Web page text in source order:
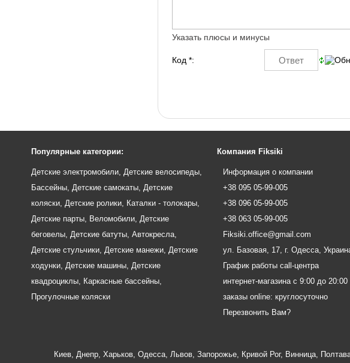
Указать плюсы и минусы
Код *:
Популярные категории:
Детские электромобили Детские велосипеды
Бассейны Детские самокаты Детские
коляски Детские ролики Каталки - толокары
Детские парты Веломобили Детские
беговелы Детские батуты Автокресла
Детские стульчики Детские манежи Детские
ходунки Детские машины Детские
квадроциклы Каркасные бассейны
Прогулочные коляски
Компания Fiksiki
Информация о компании
+38 095 05-99-005
+38 096 05-99-005
+38 063 05-99-005
Fiksiki.office@gmail.com
ул. Базовая, 17, г. Одесса,
График работы call-центра
интернет-магазина с 9:00 до 20:00
заказы online: круглосуточно
Перезвонить Вам?
Киев, Днепр, Харьков, Одесса, Львов, Запорожье, Кривой Рог, Винница,